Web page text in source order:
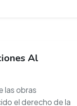
Al
las obras
el derecho de la